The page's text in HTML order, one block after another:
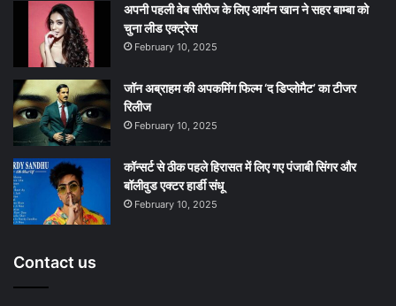
अपनी पहली वेब सीरीज के लिए आर्यन खान ने सहर बाम्‍बा को
चुना लीड एक्‍ट्रेस
February 10, 2025
जॉन अब्राहम की अपकमिंग फिल्म ‘द डिप्लोमैट’ का टीजर
रिलीज
February 10, 2025
कॉन्सर्ट से ठीक पहले हिरासत में लिए गए पंजाबी सिंगर और
बॉलीवुड एक्टर हार्डी संधू
February 10, 2025
Contact us